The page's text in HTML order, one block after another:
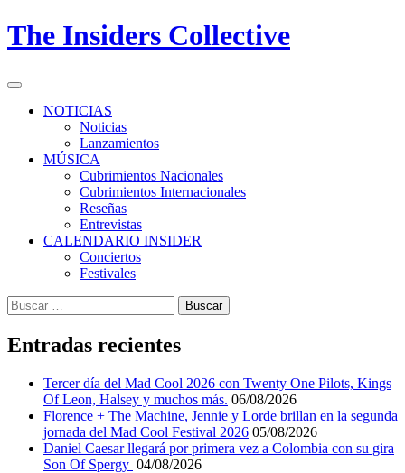
Skip
to
The Insiders Collective
Primary
NOTICIAS
Noticias
Lanzamientos
MÚSICA
Cubrimientos Nacionales
Cubrimientos Internacionales
Reseñas
Entrevistas
CALENDARIO INSIDER
Conciertos
Festivales
Buscar:
Entradas recientes
Tercer día del Mad Cool 2026 con Twenty One Pilots, Kings
Of Leon, Halsey y muchos más. 06/08/2026
Florence + The Machine, Jennie y Lorde brillan en la segunda
jornada del Mad Cool Festival 2026 05/08/2026
Daniel Caesar llegará por primera vez a Colombia con su gira
Son Of Spergy 04/08/2026